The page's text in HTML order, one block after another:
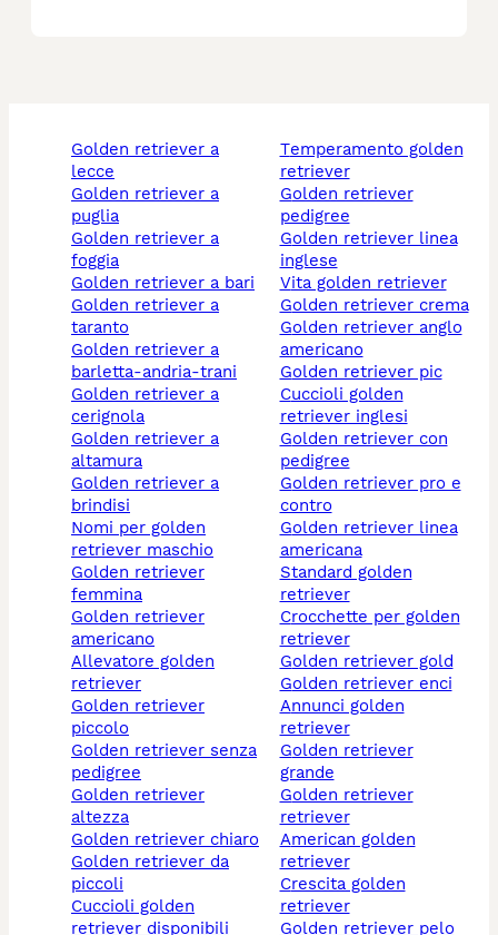
golden retriever a
lecce
golden retriever a
puglia
golden retriever a
foggia
golden retriever a bari
golden retriever a
taranto
golden retriever a
barletta-andria-trani
golden retriever a
cerignola
golden retriever a
altamura
golden retriever a
brindisi
nomi per golden
retriever maschio
golden retriever
femmina
golden retriever
americano
allevatore golden
retriever
golden retriever
piccolo
golden retriever senza
pedigree
golden retriever
altezza
golden retriever chiaro
golden retriever da
piccoli
cuccioli golden
retriever disponibili
temperamento golden
retriever
golden retriever
pedigree
golden retriever linea
inglese
vita golden retriever
golden retriever crema
golden retriever anglo
americano
golden retriever pic
cuccioli golden
retriever inglesi
golden retriever con
pedigree
golden retriever pro e
contro
golden retriever linea
americana
standard golden
retriever
crocchette per golden
retriever
golden retriever gold
golden retriever enci
annunci golden
retriever
golden retriever
grande
golden retriever
retriever
american golden
retriever
crescita golden
retriever
golden retriever pelo